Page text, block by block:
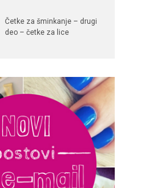
Četke za šminkanje – drugi
deo – četke za lice